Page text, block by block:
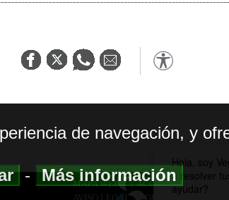
MAPA WEB|ACCESIBILIDAD
AVISO LEGAL| POLITICA DE
de navegación, y
-Más información